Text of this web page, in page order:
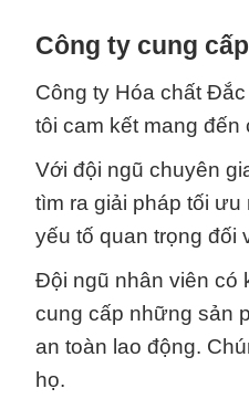
Công ty cung
Công ty Hóa chất
tôi cam kết mang
Với đội ngũ chuyên
tìm ra giải pháp tối
yếu tố quan trọng đối
Đội ngũ nhân viên có
cung cấp những sản
an toàn lao động.
họ.